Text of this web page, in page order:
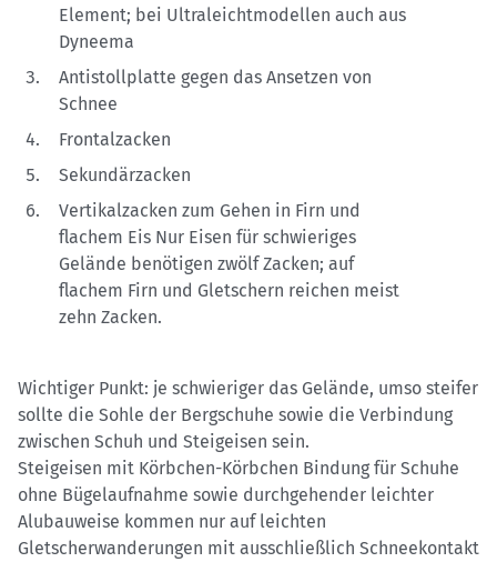
Element; bei Ultraleichtmodellen auch aus
Dyneema
Antistollplatte gegen das Ansetzen von
Schnee
Frontalzacken
Sekundärzacken
Vertikalzacken zum Gehen in Firn und
flachem Eis Nur Eisen für schwieriges
Gelände benötigen zwölf Zacken; auf
flachem Firn und Gletschern reichen meist
zehn Zacken.
Wichtiger Punkt: je schwieriger das Gelände, umso steifer
sollte die Sohle der Bergschuhe sowie die Verbindung
zwischen Schuh und Steigeisen sein.
Steigeisen mit Körbchen-Körbchen Bindung für Schuhe
ohne Bügelaufnahme sowie durchgehender leichter
Alubauweise kommen nur auf leichten
Gletscherwanderungen mit ausschließlich Schneekontakt